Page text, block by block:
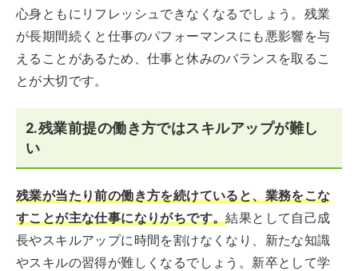
心身ともにリフレッシュできなくなるでしょう。残業
が長期間続くと仕事のパフォーマンスにも悪影響を与
えることがあるため、仕事と休みのバランスを取るこ
とが大切です。
2.残業前提の働き方ではスキルアップが難し
い
残業が当たり前の働き方を続けていると、業務をこな
すことが主な仕事になりがちです。結果として自己成
長やスキルアップに時間を割けなくなり、新たな知識
やスキルの習得が難しくなるでしょう。新卒として学